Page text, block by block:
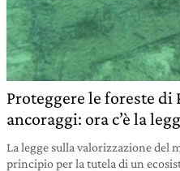
Proteggere le foreste di
ancoraggi: ora c’è la
La legge sulla valorizzazione del
principio per la tutela di un